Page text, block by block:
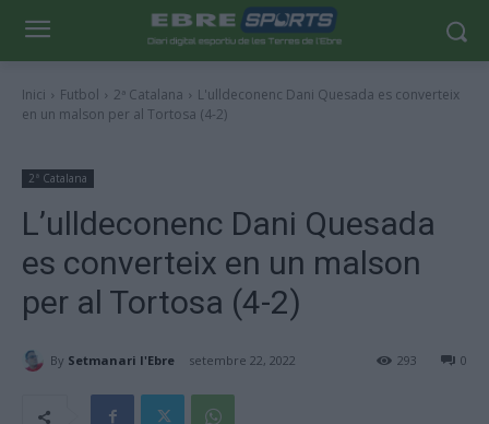
Inici Futbol 2ª Catalana
L'ulldeconenc Dani Quesada es converteix
en un malson per al Tortosa (4-2)
2ª Catalana
L’ulldeconenc Dani Quesada
es converteix en un malson
per al Tortosa (4-2)
By Setmanari l'Ebre setembre 22, 2022 0
293